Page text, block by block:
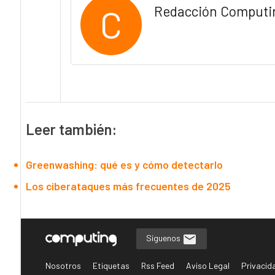
C Redacción
Leer también:
Greenwashing: qué es y cómo detectarlo
Los ciberataques más frecuentes de 2025
Síguenos
Nosotros Etiquetas Rss Feed Aviso Legal